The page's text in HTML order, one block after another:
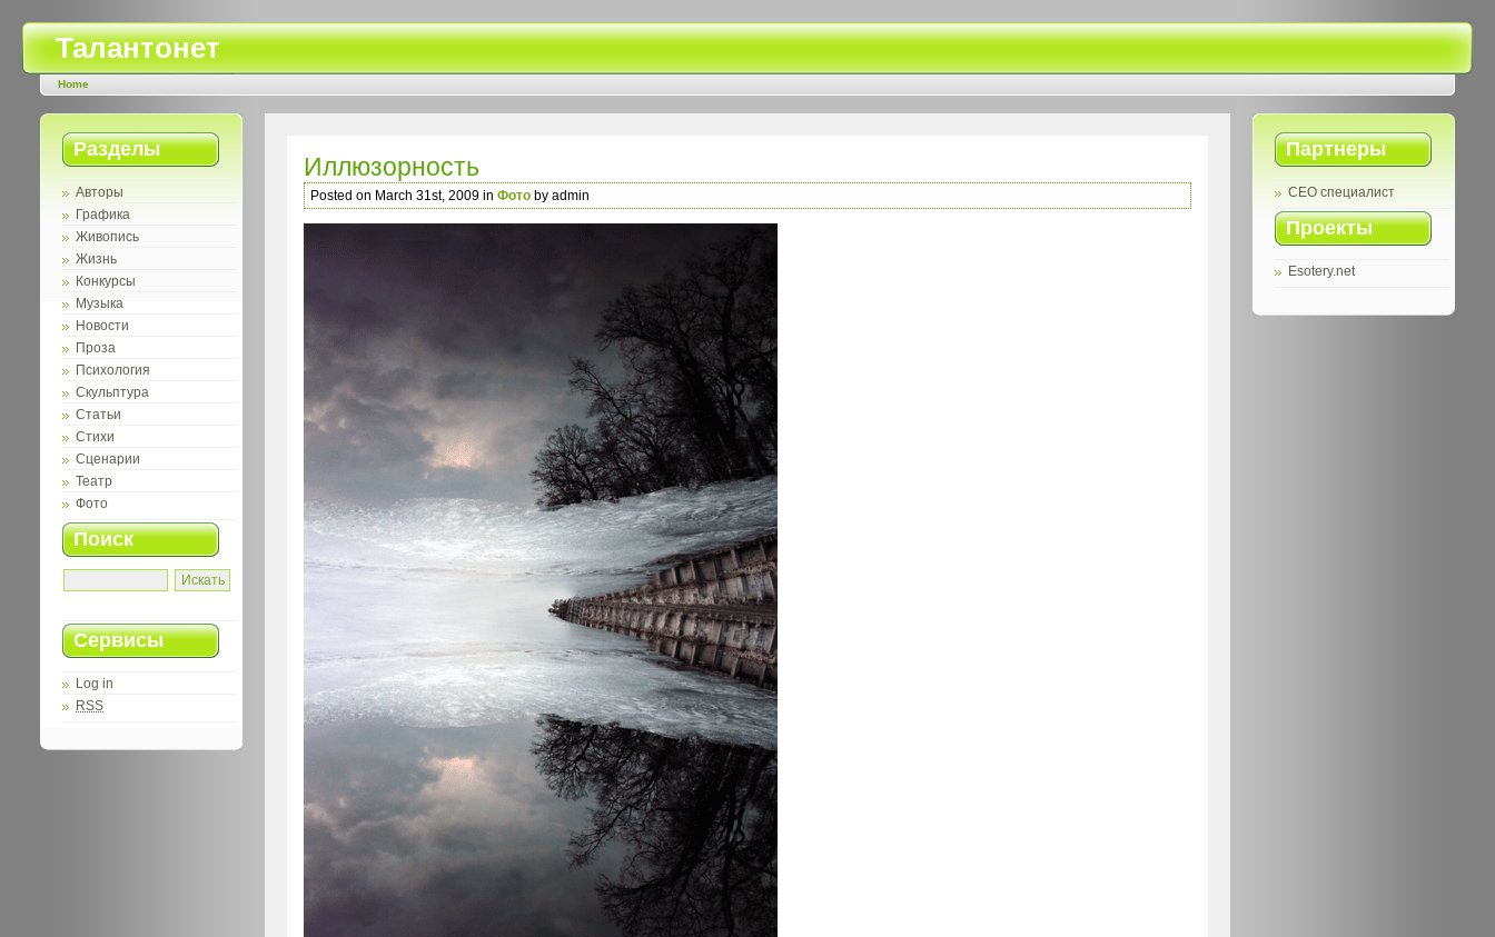
Талантонет
Home
Разделы
Авторы
Графика
Живопись
Жизнь
Конкурсы
Музыка
Новости
Проза
Психология
Скульптура
Статьи
Стихи
Сценарии
Театр
Фото
Поиск
Сервисы
Log in
RSS
Партнеры
СЕО специалист
Проекты
Esotery.net
Иллюзорность
Posted on March 31st, 2009 in Фото by admin